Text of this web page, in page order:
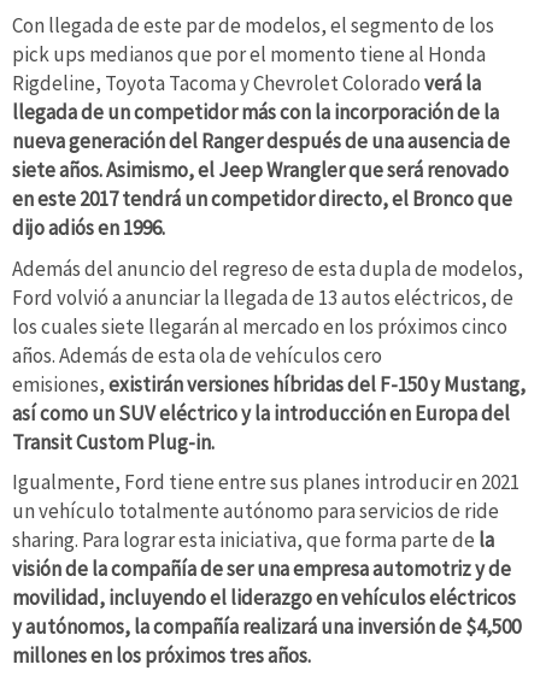
Con llegada de este par de modelos, el segmento de los
pick ups medianos que por el momento tiene al Honda
Rigdeline, Toyota Tacoma y Chevrolet Coloradoverá la
llegada de un competidor más con la incorporación de la
nueva generación del Ranger después de una ausencia de
siete años. Asimismo, el Jeep Wrangler que será renovado
en este 2017 tendrá un competidor directo, el Bronco que
dijo adiós en 1996.
Además del anuncio del regreso de esta dupla de modelos,
Ford volvió a anunciar la llegada de 13 autos eléctricos, de
los cuales siete llegarán al mercado en los próximos cinco
años. Además de esta ola de vehículos cero
emisiones,existirán versiones híbridas del F-150 y Mustang,
así como un SUV eléctrico y la introducción en Europa del
Transit Custom Plug-in.
Igualmente, Ford tiene entre sus planes introducir en 2021
un vehículo totalmente autónomo para servicios de ride
sharing. Para lograr esta iniciativa, que forma parte de la
visión de la compañía de ser una empresa automotriz y de
movilidad, incluyendo el liderazgo en vehículos eléctricos
y autónomos, la compañía realizará una inversión de $4,500
millones en los próximos tres años.